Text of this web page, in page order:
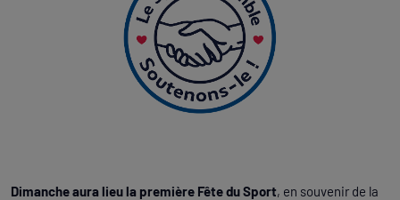
Dimanche aura lieu la première Fête du Sport, en souvenir de la